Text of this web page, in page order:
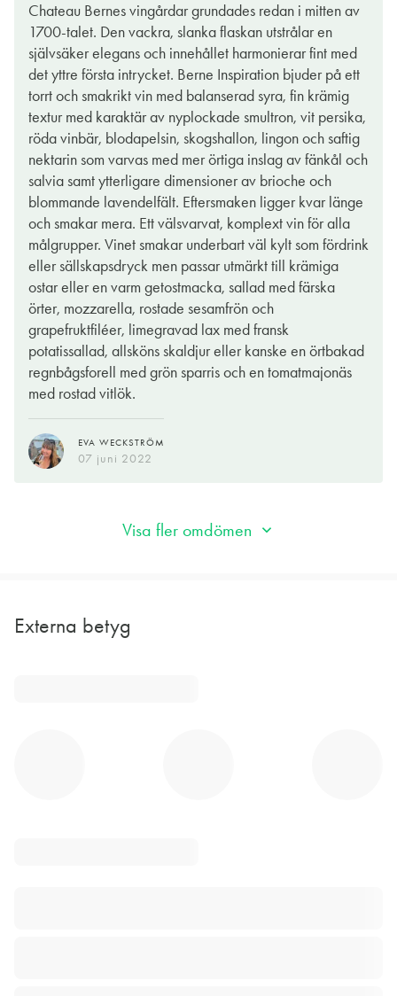
Chateau Bernes vingårdar grundades redan i mitten av
1700-talet. Den vackra, slanka flaskan utstrålar en
självsäker elegans och innehållet harmonierar fint med
det yttre första intrycket. Berne Inspiration bjuder på ett
torrt och smakrikt vin med balanserad syra, fin krämig
textur med karaktär av nyplockade smultron, vit persika,
röda vinbär, blodapelsin, skogshallon, lingon och saftig
nektarin som varvas med mer örtiga inslag av fänkål och
salvia samt ytterligare dimensioner av brioche och
blommande lavendelfält. Eftersmaken ligger kvar länge
och smakar mera. Ett välsvarvat, komplext vin för alla
målgrupper. Vinet smakar underbart väl kylt som fördrink
eller sällskapsdryck men passar utmärkt till krämiga
ostar eller en varm getostmacka, sallad med färska
örter, mozzarella, rostade sesamfrön och
grapefruktfiléer, limegravad lax med fransk
potatissallad, allsköns skaldjur eller kanske en örtbakad
regnbågsforell med grön sparris och en tomatmajonäs
med rostad vitlök.
EVA WECKSTRÖM
07 juni 2022
med kräftstjärtsröra. Den stiliga flaskan blir dessutom perfekt
som en somrig gåbortspava.
ELIN BÖRJESSON
12 maj 2022
Visa fler omdömen
Externa betyg